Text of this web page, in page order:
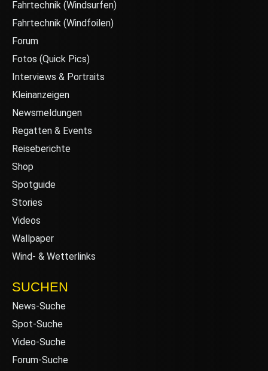
Fahrtechnik (Windsurfen)
Fahrtechnik (Windfoilen)
Forum
Fotos (Quick Pics)
Interviews & Portraits
Kleinanzeigen
Newsmeldungen
Regatten & Events
Reiseberichte
Shop
Spotguide
Stories
Videos
Wallpaper
Wind- & Wetterlinks
SUCHEN
News-Suche
Spot-Suche
Video-Suche
Forum-Suche